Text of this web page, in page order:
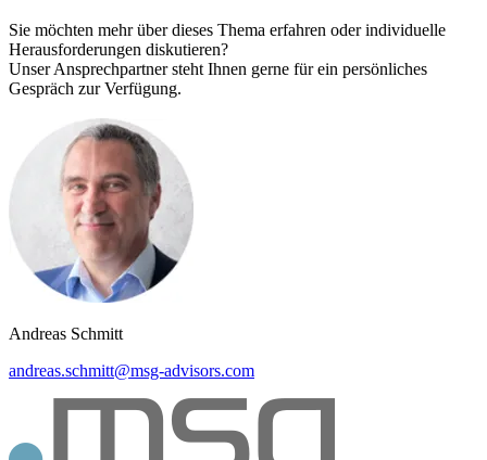
Sie möchten mehr über dieses Thema erfahren oder individuelle
Herausforderungen diskutieren?
Unser Ansprechpartner steht Ihnen gerne für ein persönliches
Gespräch zur Verfügung.
Andreas Schmitt
andreas.schmitt@msg-advisors.com